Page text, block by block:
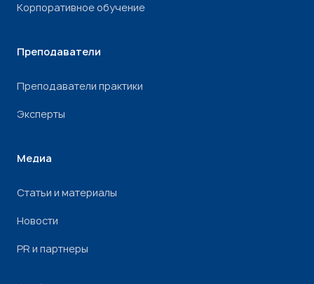
Корпоративное обучение
Преподаватели
Преподаватели практики
Эксперты
Медиа
Статьи и материалы
Новости
PR и партнеры